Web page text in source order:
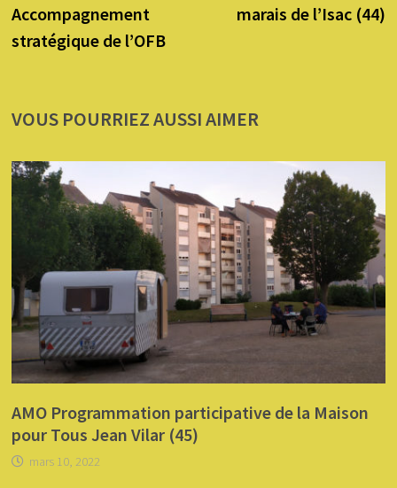
Accompagnement
stratégique de l’OFB
marais de l’Isac (44)
VOUS POURRIEZ AUSSI AIMER
AMO Programmation participative de la Maison
pour Tous Jean Vilar (45)
mars 10, 2022